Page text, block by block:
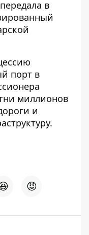
передала в
порт в
миллионов
и
😡